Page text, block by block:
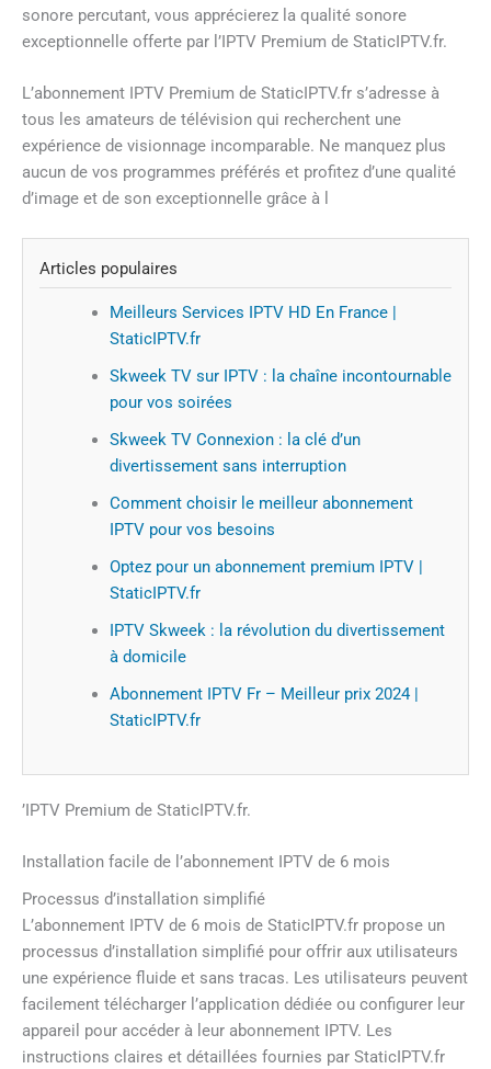
sonore percutant, vous apprécierez la qualité sonore
exceptionnelle offerte par l’IPTV Premium de StaticIPTV.fr.
L’abonnement IPTV Premium de StaticIPTV.fr s’adresse à
tous les amateurs de télévision qui recherchent une
expérience de visionnage incomparable. Ne manquez plus
aucun de vos programmes préférés et profitez d’une qualité
d’image et de son exceptionnelle grâce à l
Articles populaires
Meilleurs Services IPTV HD En France |
StaticIPTV.fr
Skweek TV sur IPTV : la chaîne incontournable
pour vos soirées
Skweek TV Connexion : la clé d’un
divertissement sans interruption
Comment choisir le meilleur abonnement
IPTV pour vos besoins
Optez pour un abonnement premium IPTV |
StaticIPTV.fr
IPTV Skweek : la révolution du divertissement
à domicile
Abonnement IPTV Fr – Meilleur prix 2024 |
StaticIPTV.fr
’IPTV Premium de StaticIPTV.fr.
Installation facile de l’abonnement IPTV de 6 mois
Processus d’installation simplifié
L’abonnement IPTV de 6 mois de StaticIPTV.fr propose un
processus d’installation simplifié pour offrir aux utilisateurs
une expérience fluide et sans tracas. Les utilisateurs peuvent
facilement télécharger l’application dédiée ou configurer leur
appareil pour accéder à leur abonnement IPTV. Les
instructions claires et détaillées fournies par StaticIPTV.fr